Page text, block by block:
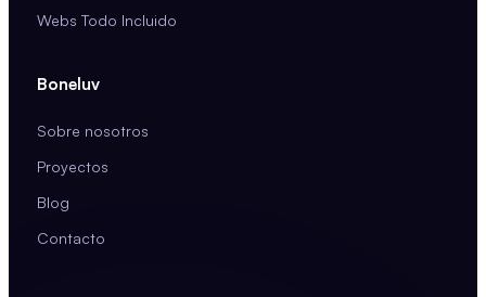
Webs Todo Incluido
Boneluv
Sobre nosotros
Proyectos
Blog
Contacto